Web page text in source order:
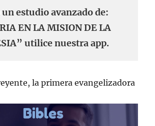
un estudio avanzado de:
EN LA MISION DE LA
utilice nuestra app.
la primera evangelizadora